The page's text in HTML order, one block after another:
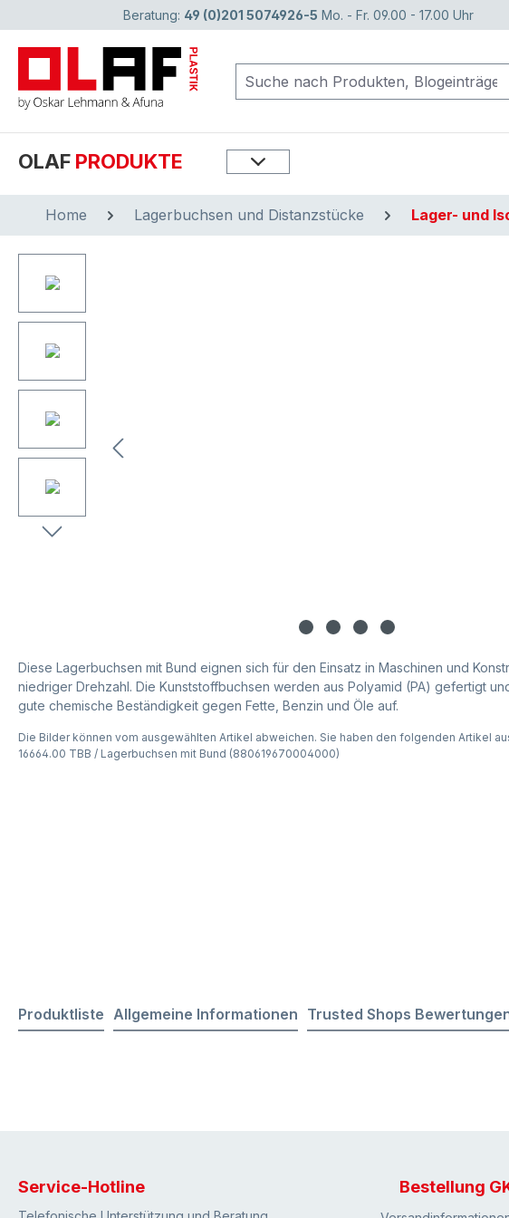
Zur Hauptnavigation springen
Beratung: 49 (0)201 5074926-5 Mo. - Fr. 09.00 - 17.00 Uhr
OLAF PRODUKTE
Home Lagerbuchsen und Distanzstücke Lager- und
Diese Lagerbuchsen mit Bund eignen sich für den Einsatz in Maschinen und
niedriger Drehzahl. Die Kunststoffbuchsen werden aus Polyamid (PA) gefertigt
gute chemische Beständigkeit gegen Fette, Benzin und Öle auf.
Die Bilder können vom ausgewählten Artikel abweichen. Sie haben den folgenden Artikel
16664.00 TBB / Lagerbuchsen mit Bund (880619670004000)
Produktliste Allgemeine Informationen Trusted Shops
Service-Hotline Bestellung